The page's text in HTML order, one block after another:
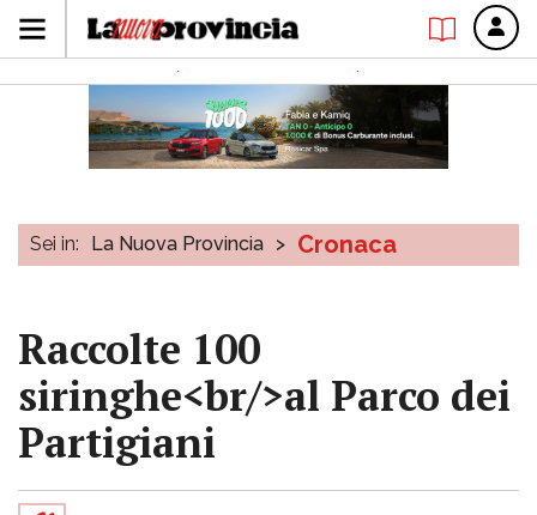
Sei in: La Nuova Provincia > Cronaca
Raccolte 100
siringhe<br/>al Parco dei
Partigiani